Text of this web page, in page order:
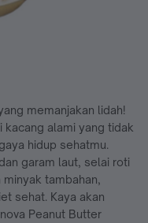
memanjakan lidah!
kacang alami yang tidak
hidup sehatmu.
garam laut, selai roti
tambahan,
sehat. Kaya akan
Peanut Butter